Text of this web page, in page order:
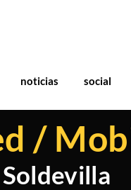
noticias social
/